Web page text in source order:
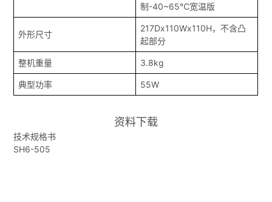
制-40~65℃宽温版
外形尺寸
217Dx110Wx110H，不含凸
起部分
整机重量 3.8kg
典型功率 55W
资料下载
技术规格书
SH6-505